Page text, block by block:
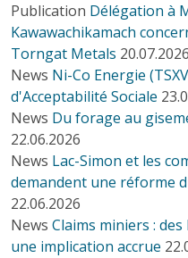
Publication Délégation à
Kawawachikamach
Torngat Metals 20.07.2026
News Ni-Co Energie
d'Acceptabilité Sociale
News Du forage au
22.06.2026
News Lac-Simon et les
demandent une réforme
22.06.2026
News Claims miniers :
une implication accrue